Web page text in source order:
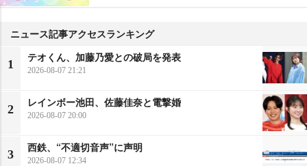
ニュース記事アクセスランキング
1
テオくん、加藤乃愛との破局を発表
2026-08-07 21:21
2
レインボー池田、佐藤佳奈と電撃婚
2026-08-07 20:00
3
西鉄、“不適切音声”に声明
2026-08-07 12:34